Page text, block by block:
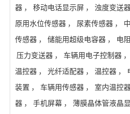
器 ， 移动电话显示屏 ， 浊度变送
原用水位传感器 ， 尿素传感器 ，
传感器 ， 储能用超级电容器 ， 电
压力变送器 ， 车辆用电子控制器 ，
温控器 ， 光纤适配器 ， 温控器 ，
装置 ， 车辆用传感器 ， 室内温控
器 ， 手机屏幕 ， 薄膜晶体管液晶